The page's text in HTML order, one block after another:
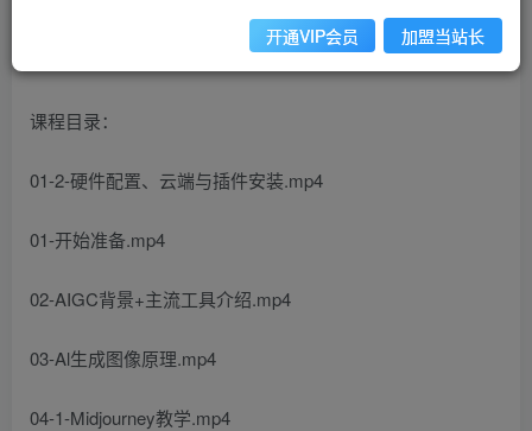
课程目录：
01-2-硬件配置、云端与插件安装.mp4
01-开始准备.mp4
02-AIGC背景+主流工具介绍.mp4
03-Al生成图像原理.mp4
04-1-Midjourney教学.mp4
开通VIP会员 加盟当站长